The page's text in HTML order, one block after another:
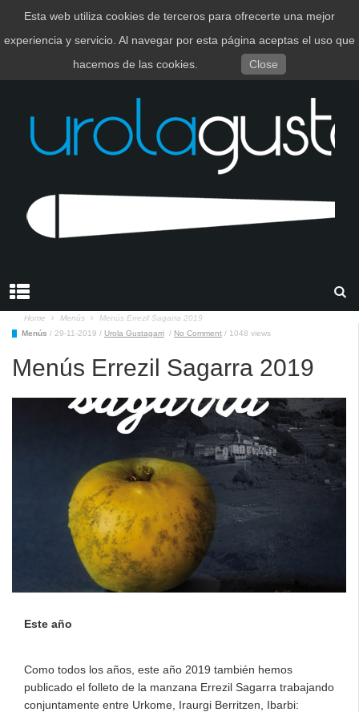
EUSKARA ESPAÑOL
Home Menús
Menús Errezil Sagarra 2019
Menús / 29-11-2019 / Urola Gustagarri / No Comment / 1048 views
Menús Errezil Sagarra 2019
Este año
Como todos los años, este año 2019 también hemos
publicado el folleto de la manzana Errezil Sagarra trabajando
conjuntamente entre Urkome, Iraurgi Berritzen, Ibarbi:
Esta web utiliza cookies de terceros para ofrecerte una mejor
experiencia y servicio. Al navegar por esta página aceptas el uso que
hacemos de las cookies.
Close